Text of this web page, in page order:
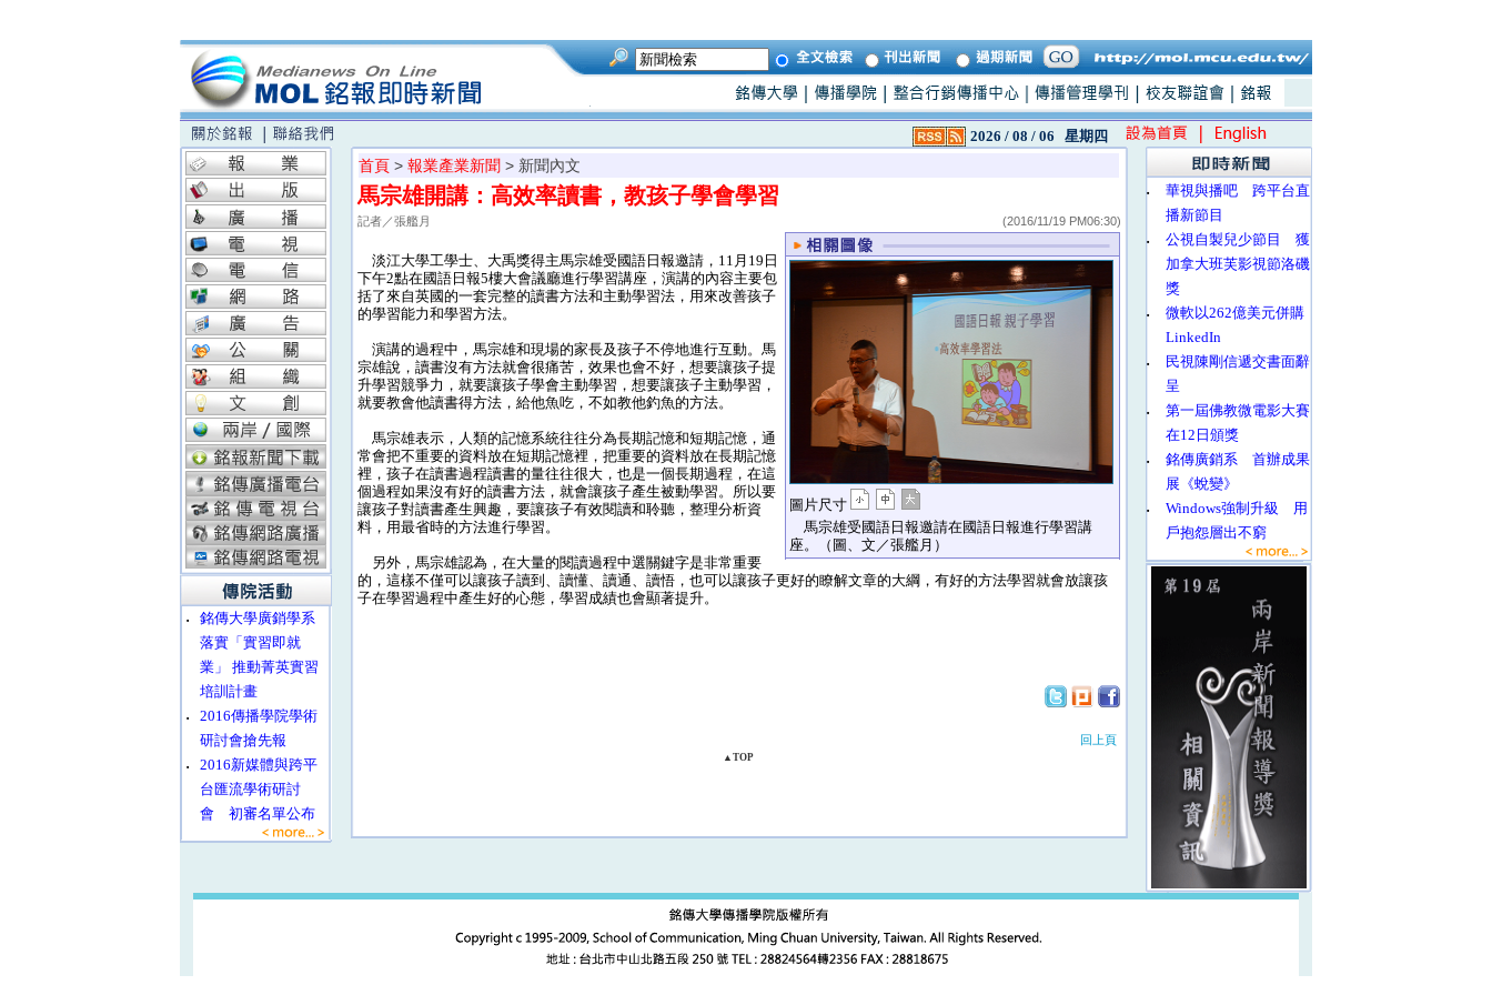
2026 / 08 / 06 星期四
‧
銘傳大學廣銷學系
落實「實習即就
業」 推動菁英實習
培訓計畫
‧
2016傳播學院學術
研討會搶先報
‧
2016新媒體與跨平
台匯流學術研討
會 初審名單公布
首頁 > 報業產業新聞 > 新聞內文
馬宗雄開講：高效率讀書，教孩子學會學習
記者／張艦月 (2016/11/19 PM06:30)
圖片尺寸
馬宗雄受國語日報邀請在國語日報進行學習講
座。（圖、文／張艦月）
淡江大學工學士、大禹獎得主馬宗雄受國語日報邀請，11月19日
下午2點在國語日報5樓大會議廳進行學習講座，演講的內容主要包
括了來自英國的一套完整的讀書方法和主動學習法，用來改善孩子
的學習能力和學習方法。
演講的過程中，馬宗雄和現場的家長及孩子不停地進行互動。馬
宗雄說，讀書沒有方法就會很痛苦，效果也會不好，想要讓孩子提
升學習競爭力，就要讓孩子學會主動學習，想要讓孩子主動學習，
就要教會他讀書得方法，給他魚吃，不如教他釣魚的方法。
馬宗雄表示，人類的記憶系統往往分為長期記憶和短期記憶，通
常會把不重要的資料放在短期記憶裡，把重要的資料放在長期記憶
裡，孩子在讀書過程讀書的量往往很大，也是一個長期過程，在這
個過程如果沒有好的讀書方法，就會讓孩子產生被動學習。所以要
讓孩子對讀書產生興趣，要讓孩子有效閱讀和聆聽，整理分析資
料，用最省時的方法進行學習。
另外，馬宗雄認為，在大量的閱讀過程中選關鍵字是非常重要
的，這樣不僅可以讓孩子讀到、讀懂、讀通、讀悟，也可以讓孩子更好的瞭解文章的大綱，有好的方法學習就會放讓孩
子在學習過程中產生好的心態，學習成績也會顯著提升。
回上頁
▲TOP
‧
華視與播吧 跨平台直
播新節目
‧
公視自製兒少節目 獲
加拿大班芙影視節洛磯
獎
‧
微軟以262億美元併購
LinkedIn
‧
民視陳剛信遞交書面辭
呈
‧
第一屆佛教微電影大賽
在12日頒獎
‧
銘傳廣銷系 首辦成果
展《蛻變》
‧
Windows強制升級 用
戶抱怨層出不窮